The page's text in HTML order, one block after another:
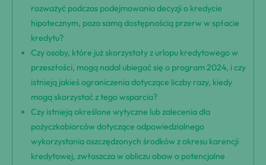
rozważyć podczas podejmowania decyzji o kredycie
hipotecznym, poza samą dostępnością przerw w spłacie
kredytu?
Czy osoby, które już skorzystały z urlopu kredytowego w
przeszłości, mogą nadal ubiegać się o program 2024, i czy
istnieją jakieś ograniczenia dotyczące liczby razy, kiedy
mogą skorzystać z tego wsparcia?
Czy istnieją określone wytyczne lub zalecenia dla
pożyczkobiorców dotyczące odpowiedzialnego
wykorzystania oszczędzonych środków z okresu karencji
kredytowej, zwłaszcza w obliczu obaw o potencjalne